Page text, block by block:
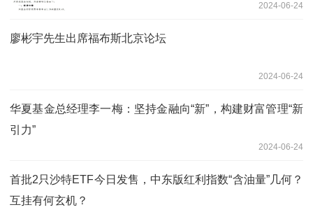
2024-06-24
廖彬宇先生出席福布斯北京论坛
2024-06-24
华夏基金总经理李一梅：坚持金融向“新”，构建财富管理“新
引力”
2024-06-24
首批2只沙特ETF今日发售，中东版红利指数“含油量”几何？
互挂有何玄机？